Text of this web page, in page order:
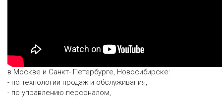
отделение психологии (красный диплом)
Дополнительное образование:
в Москве и Санкт- Петербурге, Новосибирске:
- по технологии продаж и обслуживания,
- по управлению персоналом,